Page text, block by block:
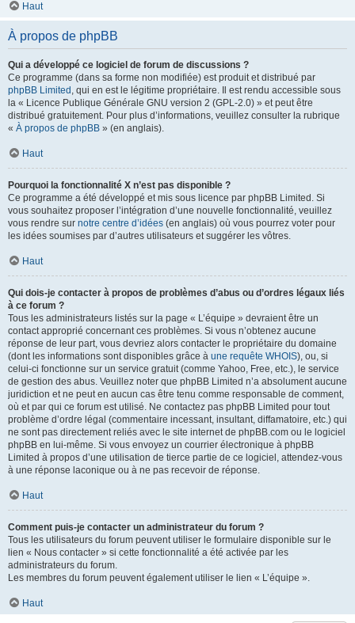
Haut
À propos de phpBB
Qui a développé ce logiciel de forum de discussions ?
Ce programme (dans sa forme non modifiée) est produit et distribué par
phpBB Limited , qui en est le légitime propriétaire. Il est rendu accessible sous
la « Licence Publique Générale GNU version 2 (GPL-2.0) » et peut être
distribué gratuitement. Pour plus d’informations, veuillez consulter la rubrique
« À propos de phpBB » (en anglais).
Haut
Pourquoi la fonctionnalité X n’est pas disponible ?
Ce programme a été développé et mis sous licence par phpBB Limited. Si
vous souhaitez proposer l’intégration d’une nouvelle fonctionnalité, veuillez
vous rendre sur notre centre d’idées (en anglais) où vous pourrez voter pour
les idées soumises par d’autres utilisateurs et suggérer les vôtres.
Haut
Qui dois-je contacter à propos de problèmes d’abus ou d’ordres légaux liés
à ce forum ?
Tous les administrateurs listés sur la page « L’équipe » devraient être un
contact approprié concernant ces problèmes. Si vous n’obtenez aucune
réponse de leur part, vous devriez alors contacter le propriétaire du domaine
(dont les informations sont disponibles grâce à une requête WHOIS), ou, si
celui-ci fonctionne sur un service gratuit (comme Yahoo, Free, etc.), le service
de gestion des abus. Veuillez noter que phpBB Limited n’a absolument aucune
juridiction et ne peut en aucun cas être tenu comme responsable de comment,
où et par qui ce forum est utilisé. Ne contactez pas phpBB Limited pour tout
problème d’ordre légal (commentaire incessant, insultant, diffamatoire, etc.) qui
ne sont pas directement reliés avec le site internet de phpBB.com ou le logiciel
phpBB en lui-même. Si vous envoyez un courrier électronique à phpBB
Limited à propos d’une utilisation de tierce partie de ce logiciel, attendez-vous
à une réponse laconique ou à ne pas recevoir de réponse.
Haut
Comment puis-je contacter un administrateur du forum ?
Tous les utilisateurs du forum peuvent utiliser le formulaire disponible sur le
lien « Nous contacter » si cette fonctionnalité a été activée par les
administrateurs du forum.
Les membres du forum peuvent également utiliser le lien « L’équipe ».
Haut